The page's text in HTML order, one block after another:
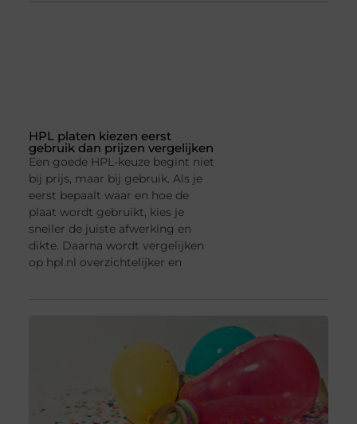
HPL platen kiezen eerst
gebruik dan prijzen vergelijken
Een goede HPL-keuze begint niet
bij prijs, maar bij gebruik. Als je
eerst bepaalt waar en hoe de
plaat wordt gebruikt, kies je
sneller de juiste afwerking en
dikte. Daarna wordt vergelijken
op hpl.nl overzichtelijker en